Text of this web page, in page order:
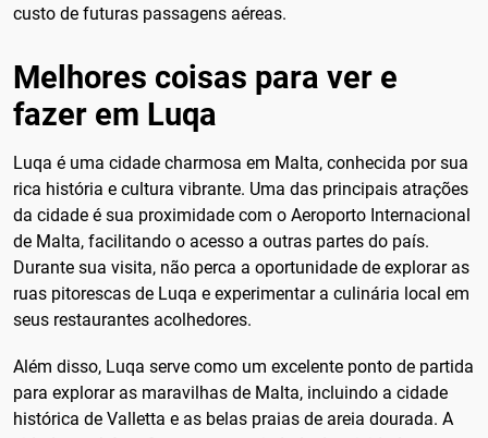
custo de futuras passagens aéreas.
Melhores coisas para ver e
fazer em Luqa
Luqa é uma cidade charmosa em Malta, conhecida por sua
rica história e cultura vibrante. Uma das principais atrações
da cidade é sua proximidade com o Aeroporto Internacional
de Malta, facilitando o acesso a outras partes do país.
Durante sua visita, não perca a oportunidade de explorar as
ruas pitorescas de Luqa e experimentar a culinária local em
seus restaurantes acolhedores.
Além disso, Luqa serve como um excelente ponto de partida
para explorar as maravilhas de Malta, incluindo a cidade
histórica de Valletta e as belas praias de areia dourada. A